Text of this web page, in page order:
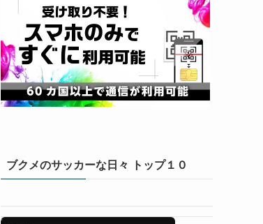
ブクメのサッカーな日々 トップ１０